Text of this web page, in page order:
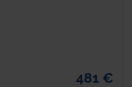
481 €